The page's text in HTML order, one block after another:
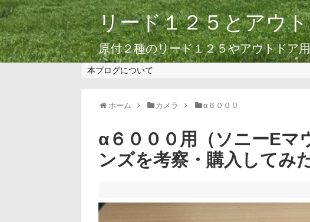
リード１２５とアウ
原付２種のリード１２５やアウトドア
本ブログについて
ホーム カメラ α６０００
α６０００用（ソニーEマ
ンズを考察・購入してみた